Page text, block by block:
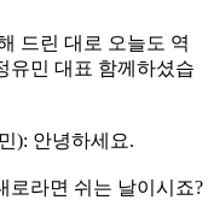
드린 대로 오늘도 역
유민 대표 함께하셨습
): 안녕하세요.
라면 쉬는 날이시죠?